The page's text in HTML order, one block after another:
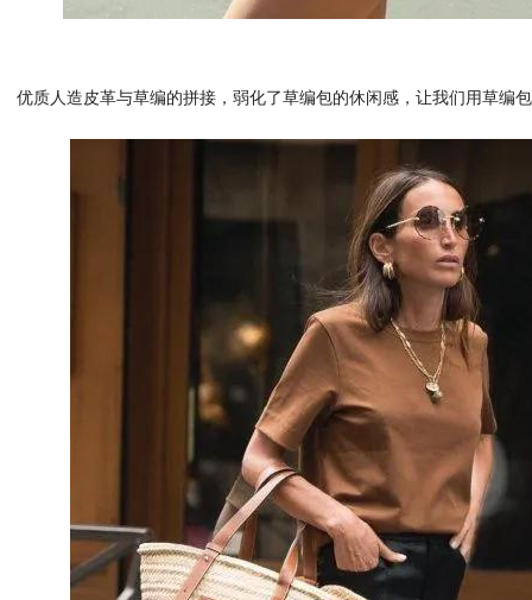
优质人造皮革与草编的拼接，弱化了草编包的休闲感，让我们用草编